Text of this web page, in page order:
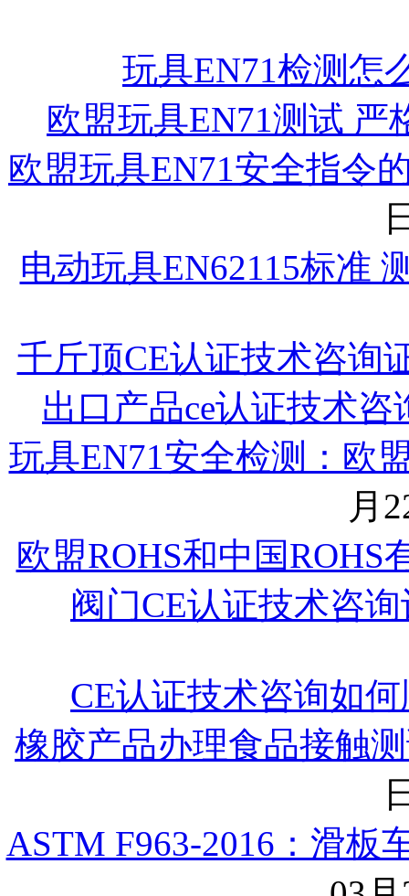
玩具EN71检测怎
欧盟玩具EN71测试 严
欧盟玩具EN71安全指令
电动玩具EN62115标准
千斤顶CE认证技术咨询
出口产品ce认证技术咨
玩具EN71安全检测：欧
月
欧盟ROHS和中国ROHS
阀门CE认证技术咨
CE认证技术咨询如
橡胶产品办理食品接触
ASTM F963-2016：滑板